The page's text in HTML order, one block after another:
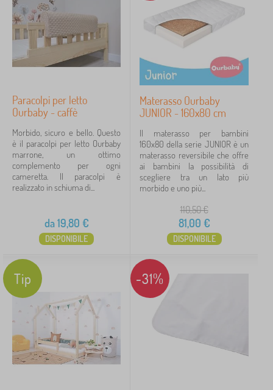
Paracolpi per letto
Ourbaby - caffè
Morbido, sicuro e bello. Questo
è il paracolpi per letto Ourbaby
marrone, un ottimo
complemento per ogni
cameretta. Il paracolpi è
realizzato in schiuma di...
da19,80 €
DISPONIBILE
Materasso Ourbaby
JUNIOR - 160x80 cm
Il materasso per bambini
160x80 della serie JUNIOR è un
materasso reversibile che offre
ai bambini la possibilità di
scegliere tra un lato più
morbido e uno più...
110,50€
81,00 €
DISPONIBILE
Tip -31%